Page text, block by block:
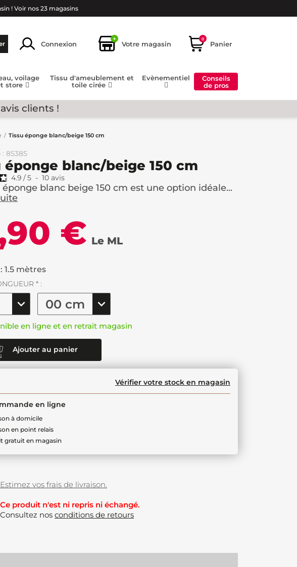
!Voir nos 23 magasins
Connexion
+
Votre magasin
0
Panier
voilage
store
Tissu d'ameublement et
toile cirée
Evènementiel
Conseils
de pros
avis clients !
Tissu éponge blanc/beige 150 cm
: 85385
éponge blanc/beige 150 cm
4.9 /5 - 10 avis
éponge blanc beige 150 cm est une option idéale...
€ Le ML
1.5 mètres
* :
en ligne et en retrait magasin
Ajouter au panier
Vérifier votre stock en magasin
en ligne
à domicile
en point relais
gratuit en magasin
Estimez vos frais de livraison.
Ce produit n'est ni repris ni échangé.
Consultez nos conditions de retours